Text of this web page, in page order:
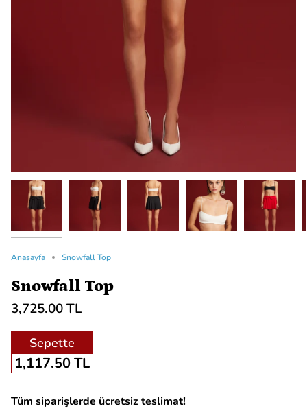
Anasayfa Snowfall Top
Snowfall Top
3,725.00 TL
Sepette
1,117.50 TL
Tüm siparişlerde ücretsiz teslimat!